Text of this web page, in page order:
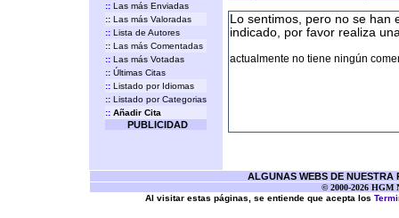
:: Las más Enviadas
:: Las más Valoradas
:: Lista de Autores
:: Las más Comentadas
:: Las más Votadas
:: Últimas Citas
:: Listado por Idiomas
:: Listado por Categorias
:: Añadir Cita
PUBLICIDAD
Lo sentimos, pero no se han
indicado, por favor realiza
actualmente no tiene ningún
ALGUNAS WEBS DE NUESTRA
© 2000-2026 HGM
Al visitar estas páginas, se entiende que acepta los